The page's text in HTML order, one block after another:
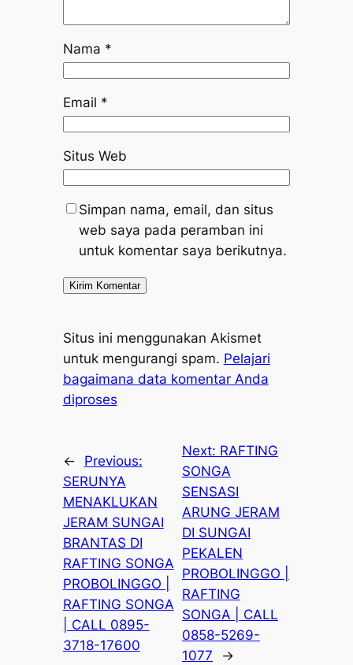
Nama *
Email *
Situs Web
Simpan nama, email, dan situs
web saya pada peramban ini
untuk komentar saya berikutnya.
Situs ini menggunakan Akismet
untuk mengurangi spam. Pelajari
bagaimana data komentar Anda
diproses
←
Previous:
SERUNYA
MENAKLUKAN
JERAM SUNGAI
BRANTAS DI
RAFTING SONGA
PROBOLINGGO |
RAFTING SONGA
| CALL 0895-
3718-17600
Next: RAFTING
SONGA
SENSASI
ARUNG JERAM
DI SUNGAI
PEKALEN
PROBOLINGGO |
RAFTING
SONGA | CALL
0858-5269-
1077
→